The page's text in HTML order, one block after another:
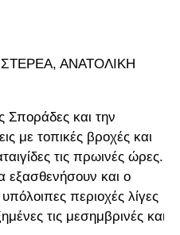
ΑΝΑΤΟΛΙΚΗ
Σποράδες και την
με τοπικές βροχές και
τις πρωινές ώρες.
εξασθενήσουν και ο
περιοχές λίγες
τις μεσημβρινές και